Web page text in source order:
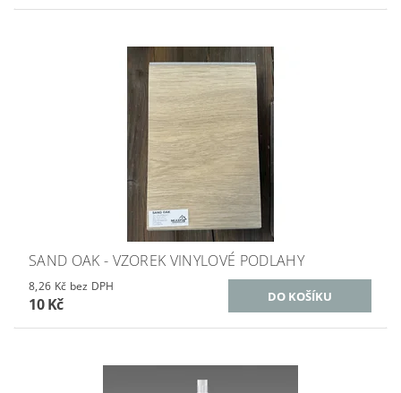
SAND OAK - VZOREK VINYLOVÉ PODLAHY
8,26 Kč bez DPH
10 Kč